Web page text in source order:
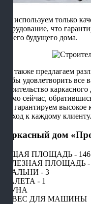
Мы используем только
оборудование, что
вашего будущего дома.
Мы также предлагаем
чтобы удовлетворить все
строительство
прямо сейчас,
Мы гарантируем высокое
подход к каждому клиенту.
Каркасный дом
ОБЩАЯ ПЛОЩАДЬ - 146
ПОЛЕЗНАЯ ПЛОЩАДЬ -
СПАЛЬНИ - 3
ТУАЛЕТА - 1
САУНА
НАВЕС ДЛЯ МАШИНЫ